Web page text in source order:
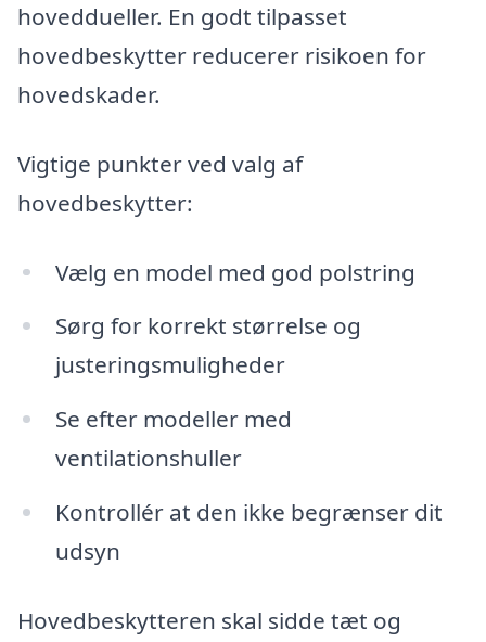
hoveddueller. En godt tilpasset
hovedbeskytter reducerer risikoen for
hovedskader.
Vigtige punkter ved valg af
hovedbeskytter:
Vælg en model med god polstring
Sørg for korrekt størrelse og
justeringsmuligheder
Se efter modeller med
ventilationshuller
Kontrollér at den ikke begrænser dit
udsyn
Hovedbeskytteren skal sidde tæt og